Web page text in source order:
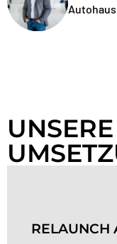
RELAUNCH